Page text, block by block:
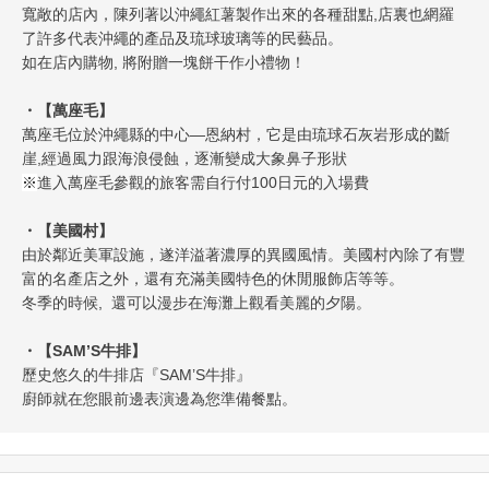
寬敞的店內，陳列著以沖繩紅薯製作出來的各種甜點,店裏也網羅
了許多代表沖繩的產品及琉球玻璃等的民藝品。
如在店內購物, 將附贈一塊餅干作小禮物！
・【萬座毛】
萬座毛位於沖繩縣的中心—恩納村，它是由琉球石灰岩形成的斷
崖,經過風力跟海浪侵蝕，逐漸變成大象鼻子形狀
※進入萬座毛參觀的旅客需自行付100日元的入場費
・【美國村】
由於鄰近美軍設施，遂洋溢著濃厚的異國風情。美國村內除了有豐
富的名產店之外，還有充滿美國特色的休閒服飾店等等。
冬季的時候, 還可以漫步在海灘上觀看美麗的夕陽。
・
【SAM’S牛排】
歷史悠久的牛排店『SAM’S牛排』
廚師就在您眼前邊表演邊為您準備餐點。